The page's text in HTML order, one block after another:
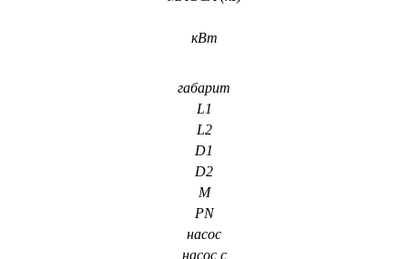
кВт
габарит
L1
L2
D1
D2
M
PN
насос
насос с